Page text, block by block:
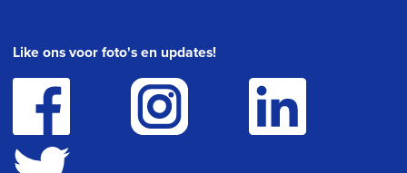
Like ons voor foto's en updates!